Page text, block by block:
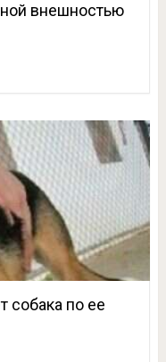
внешностью
собака по ее